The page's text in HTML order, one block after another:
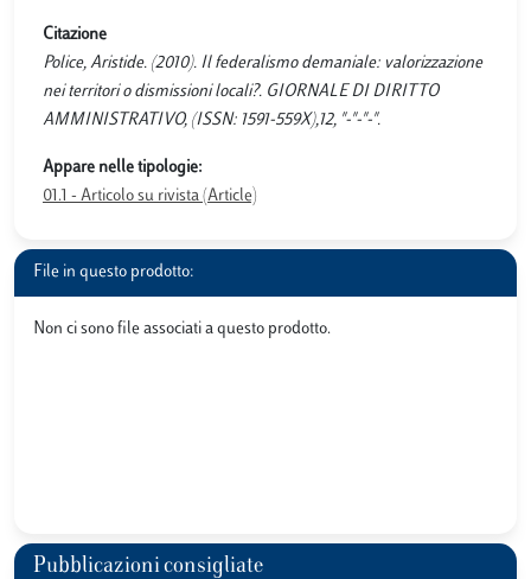
Citazione
Police, Aristide. (2010). Il federalismo demaniale: valorizzazione
nei territori o dismissioni locali?. GIORNALE DI DIRITTO
AMMINISTRATIVO, (ISSN: 1591-559X),12, "-"-"-".
Appare nelle tipologie:
01.1 - Articolo su rivista (Article)
File in questo prodotto:
Non ci sono file associati a questo prodotto.
Pubblicazioni consigliate